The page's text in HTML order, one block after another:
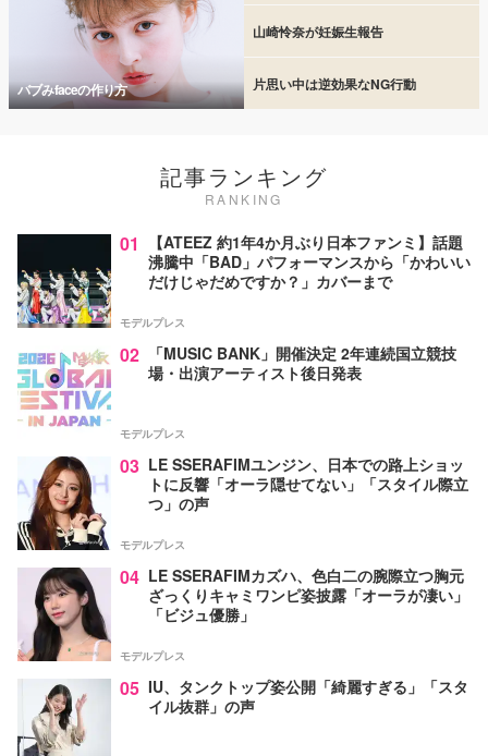
バブみfaceの作り方
山崎怜奈が妊娠生報告
片思い中は逆効果なNG行動
記事ランキング
RANKING
01
【ATEEZ 約1年4か月ぶり日本ファンミ】話題
沸騰中「BAD」パフォーマンスから「かわいい
だけじゃだめですか？」カバーまで
モデルプレス
02
「MUSIC BANK」開催決定 2年連続国立競技
場・出演アーティスト後日発表
モデルプレス
03 LE SSERAFIMユンジン、日本での路上ショッ
トに反響「オーラ隠せてない」「スタイル際立
つ」の声
モデルプレス
04 LE SSERAFIMカズハ、色白二の腕際立つ胸元
ざっくりキャミワンピ姿披露「オーラが凄い」
「ビジュ優勝」
モデルプレス
05 IU、タンクトップ姿公開「綺麗すぎる」「スタ
イル抜群」の声